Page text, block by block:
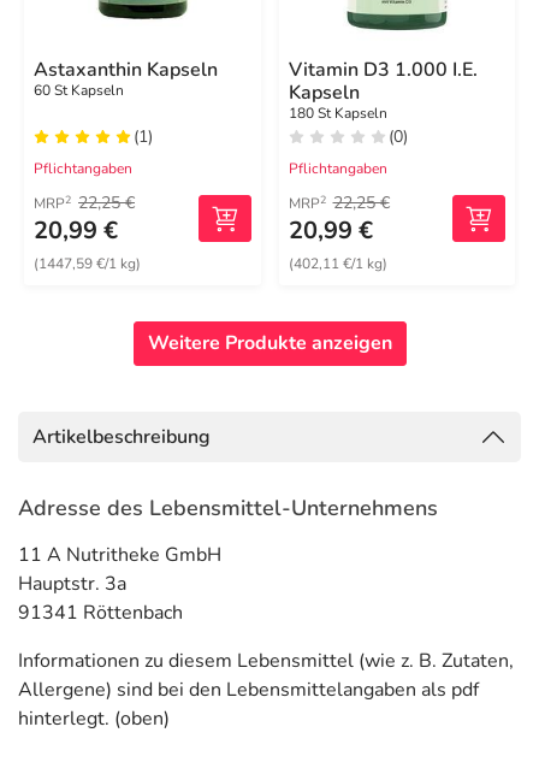
Astaxanthin Kapseln
60 St Kapseln
(1)
Pflichtangaben
MRP2 22,25 €
20,99 €
(1447,59 €/1 kg)
Vitamin D3 1.000 I.E.
Kapseln
180 St Kapseln
(0)
Pflichtangaben
MRP2 22,25 €
20,99 €
(402,11 €/1 kg)
Weitere Produkte anzeigen
Artikelbeschreibung
Adresse des Lebensmittel-Unternehmens
11 A Nutritheke GmbH
Hauptstr. 3a
91341 Röttenbach
Informationen zu diesem Lebensmittel (wie z. B. Zutaten,
Allergene) sind bei den Lebensmittelangaben als pdf
hinterlegt. (oben)